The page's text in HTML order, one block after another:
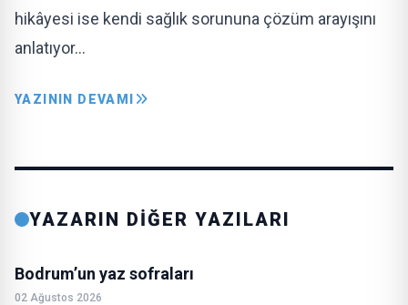
hikâyesi ise kendi sağlık sorununa çözüm arayışını
anlatıyor…
YAZININ DEVAMI
YAZARIN DİĞER YAZILARI
Bodrum’un yaz sofraları
02 Ağustos 2026